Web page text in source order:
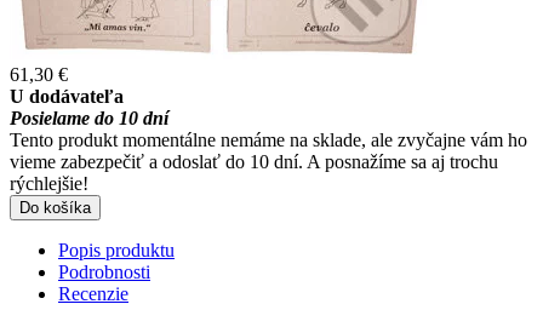
61,30 €
U dodávateľa
Posielame do 10 dní
Tento produkt momentálne nemáme na sklade, ale zvyčajne vám ho
vieme zabezpečiť a odoslať do 10 dní. A posnažíme sa aj trochu
rýchlejšie!
Do košíka
Popis produktu
Podrobnosti
Recenzie